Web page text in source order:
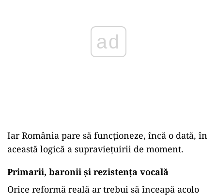
ad
Iar România pare să funcționeze, încă o dată, în
această logică a supraviețuirii de moment.
Primarii, baronii și rezistența vocală
Orice reformă reală ar trebui să înceapă acolo